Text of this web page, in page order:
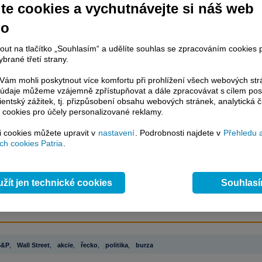
článku je dostupné jen klientům placených služeb
služeb, potom je nutné sePřihlásit.
kekompletnímu zpravodajství
bez jakýchkoliv omezení. Veškeré
komentáře a horké zprávy jsou
terminálovou metodou (bez nutnosti obnovovat stránku) bez
a v plné verzi.
servis, rozsáhlédatabázečasových řad ke stažení,prognózy
avaluace, ekonomickéfundamenty více
, Wall Street, akcie, řecko, politika, burza
cookies a vychutnávejte si náš web
na tlačítko „Souhlasím“ a udělíte souhlas se zpracováním cookies
třetí strany.
mohli poskytnout více komfortu při prohlížení všech webových
můžeme vzájemně zpřístupňovat a dále zpracovávat s cílem
zážitek, tj. přizpůsobení obsahu webových stránek, analytická
pro účely personalizované reklamy.
cookies můžete upravit v nastavení . Podrobnosti najdete v Přehledu
cookies Patria
jen technické cookies